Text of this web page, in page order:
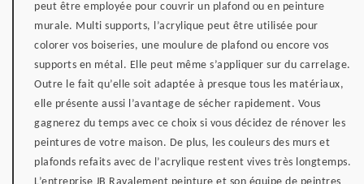
peut être employée pour couvrir un plafond ou en peinture
murale. Multi supports, l’acrylique peut être utilisée pour
colorer vos boiseries, une moulure de plafond ou encore vos
supports en métal. Elle peut même s’appliquer sur du carrelage.
Outre le fait qu’elle soit adaptée à presque tous les matériaux,
elle présente aussi l’avantage de sécher rapidement. Vous
gagnerez du temps avec ce choix si vous décidez de rénover les
peintures de votre maison. De plus, les couleurs des murs et
plafonds refaits avec de l’acrylique restent vives très longtemps.